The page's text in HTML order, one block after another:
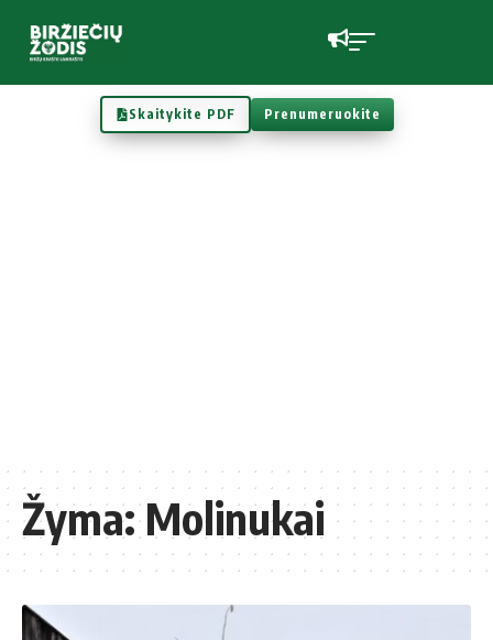
Skaitykite PDF Prenumeruokite
Žyma:Molinukai